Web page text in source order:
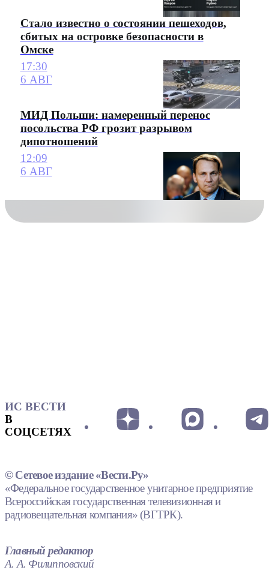
Стало известно о состоянии пешеходов,
сбитых на островке безопасности в
Омске
17:30
6 АВГ
МИД Польши: намеренный перенос
посольства РФ грозит разрывом
дипотношений
12:09
6 АВГ
ИС ВЕСТИ
В
СОЦСЕТЯХ
© Сетевое издание «Вести.Ру»
«Федеральное государственное унитарное предприятие
Всероссийская государственная телевизионная и
радиовещательная компания» (ВГТРК).
Главный редактор
А. А. Филипповский